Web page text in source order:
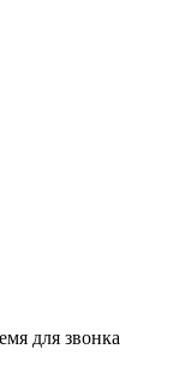
для звонка